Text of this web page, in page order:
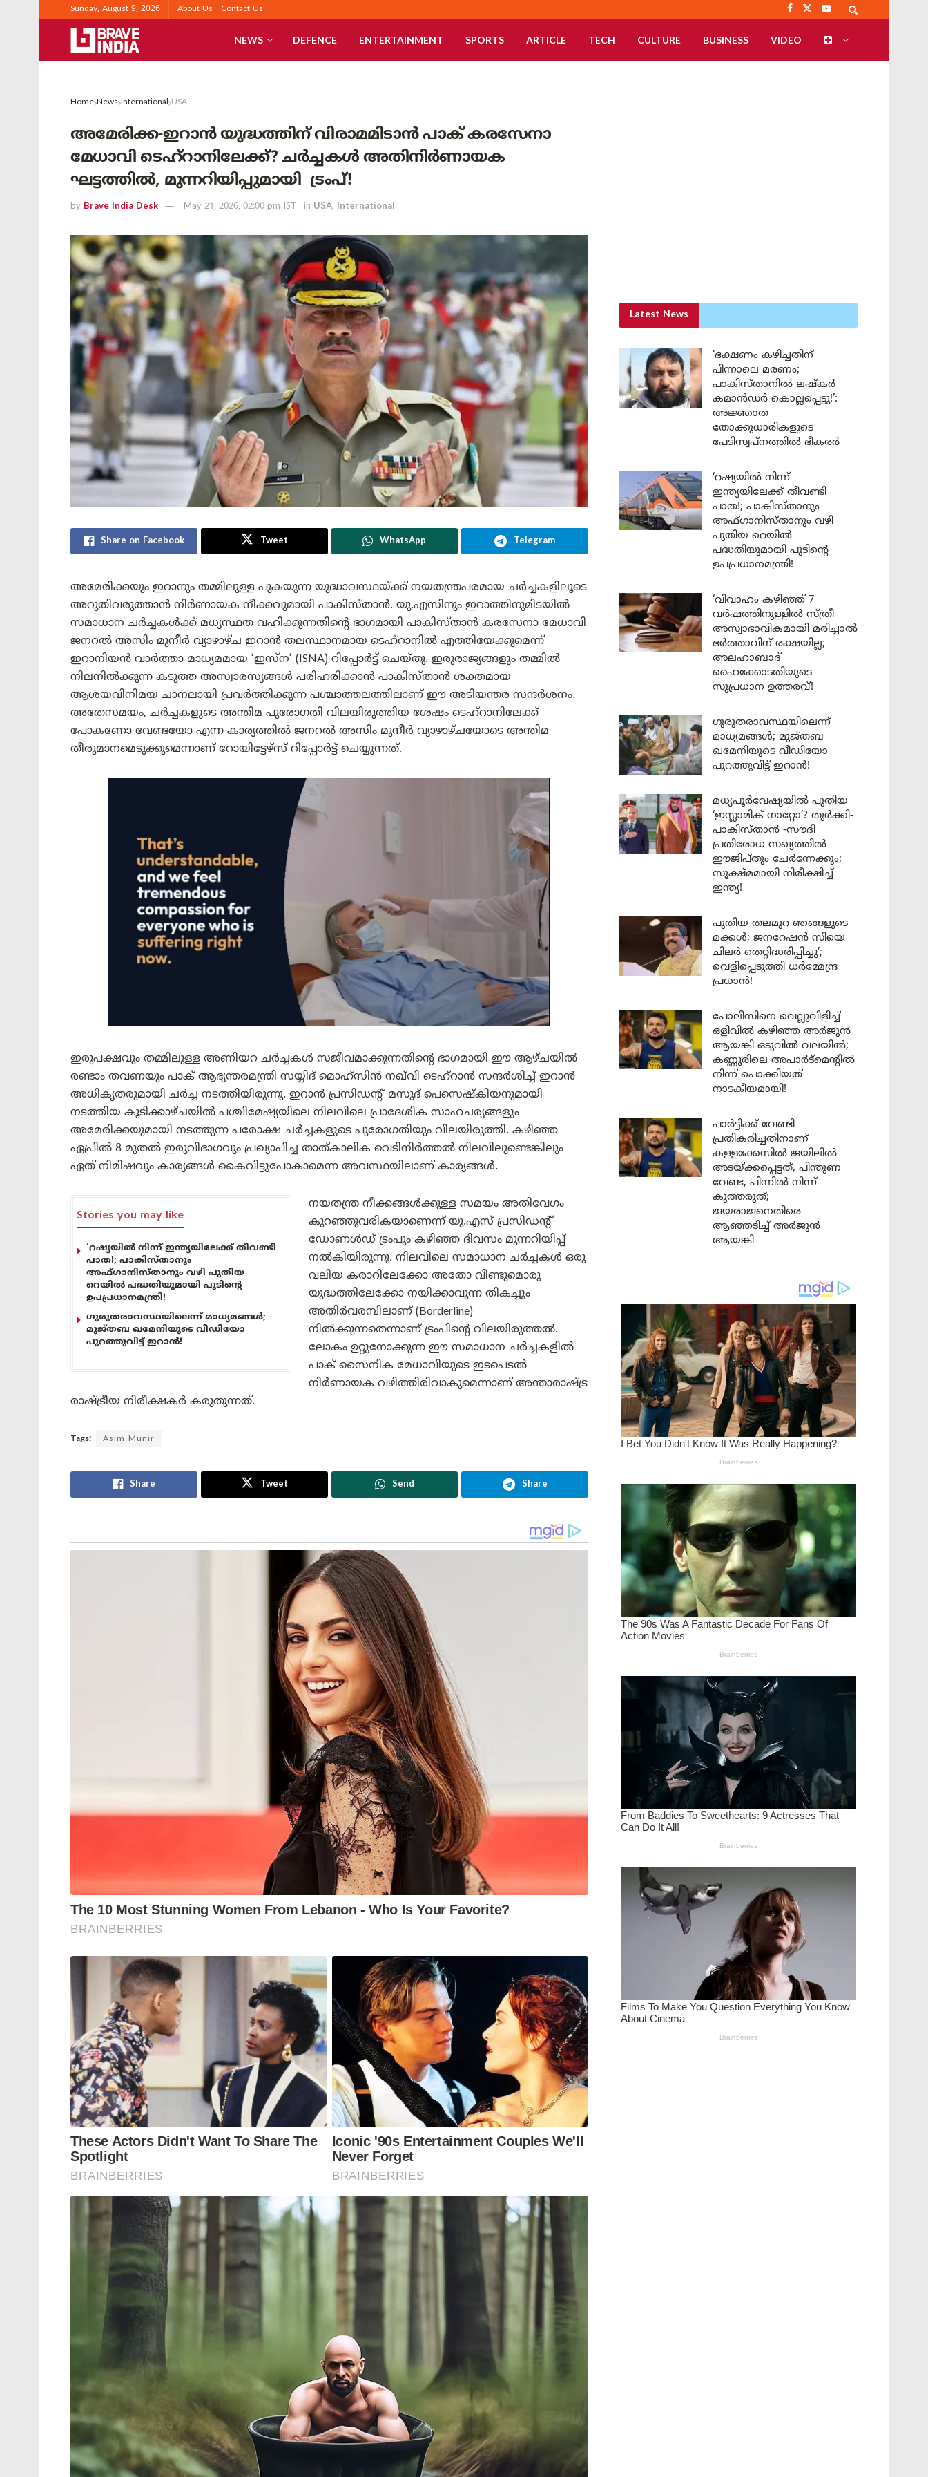
Sunday, August 9, 2026 About Us Contact Us
NEWS DEFENCE ENTERTAINMENT SPORTS ARTICLE TECH CULTURE BUSINESS VIDEO
Home News International USA
അമേരിക്ക-ഇറാൻ യുദ്ധത്തിന് വിരാമമിടാൻ പാക് കരസേനാ
മേധാവി ടെഹ്‌റാനിലേക്ക്? ചർച്ചകൾ അതിനിർണായക
ഘട്ടത്തിൽ, മുന്നറിയിപ്പുമായി ട്രംപ്!
by Brave India Desk May 21, 2026, 02:00 pm IST in USA, International
Share on Facebook Tweet WhatsApp Telegram
അമേരിക്കയും ഇറാനും തമ്മിലുള്ള പുകയുന്ന യുദ്ധാവസ്ഥയ്ക്ക് നയതന്ത്രപരമായ ചർച്ചകളിലൂടെ
അറുതിവരുത്താൻ നിർണായക നീക്കവുമായി പാകിസ്താൻ. യു.എസിനും ഇറാത്തിനുമിടയിൽ
സമാധാന ചർച്ചകൾക്ക് മധ്യസ്ഥത വഹിക്കുന്നതിന്റെ ഭാഗമായി പാകിസ്താൻ കരസേനാ മേധാവി
ജനറൽ അസിം മുനീർ വ്യാഴാഴ്ച ഇറാൻ തലസ്ഥാനമായ ടെഹ്‌റാനിൽ എത്തിയേക്കുമെന്ന്
ഇറാനിയൻ വാർത്താ മാധ്യമമായ ‘ഇസ്ന’ (ISNA) റിപ്പോർട്ട് ചെയ്തു. ഇരുരാജ്യങ്ങളും തമ്മിൽ
നിലനിൽക്കുന്ന കടുത്ത അസ്വാരസ്യങ്ങൾ പരിഹരിക്കാൻ പാകിസ്താൻ ശക്തമായ
ആശയവിനിമയ ചാനലായി പ്രവർത്തിക്കുന്ന പശ്ചാത്തലത്തിലാണ് ഈ അടിയന്തര സന്ദർശനം.
അതേസമയം, ചർച്ചകളുടെ അന്തിമ പുരോഗതി വിലയിരുത്തിയ ശേഷം ടെഹ്‌റാനിലേക്ക്
പോകണോ വേണ്ടയോ എന്ന കാര്യത്തിൽ ജനറൽ അസിം മുനീർ വ്യാഴാഴ്ചയോടെ അന്തിമ
തീരുമാനമെടുക്കുമെന്നാണ് റോയിട്ടേഴ്‌സ് റിപ്പോർട്ട് ചെയ്യുന്നത്.
ഇരുപക്ഷവും തമ്മിലുള്ള അണിയറ ചർച്ചകൾ സജീവമാക്കുന്നതിന്റെ ഭാഗമായി ഈ ആഴ്ചയിൽ
രണ്ടാം തവണയും പാക് ആഭ്യന്തരമന്ത്രി സയ്യിദ് മൊഹ്സിൻ നഖ്‌വി ടെഹ്‌റാൻ സന്ദർശിച്ച് ഇറാൻ
അധികൃതരുമായി ചർച്ച നടത്തിയിരുന്നു. ഇറാൻ പ്രസിഡന്റ് മസൂദ് പെസെഷ്കിയനുമായി
നടത്തിയ കൂടിക്കാഴ്ചയിൽ പശ്ചിമേഷ്യയിലെ നിലവിലെ പ്രാദേശിക സാഹചര്യങ്ങളും
അമേരിക്കയുമായി നടത്തുന്ന പരോക്ഷ ചർച്ചകളുടെ പുരോഗതിയും വിലയിരുത്തി. കഴിഞ്ഞ
ഏപ്രിൽ 8 മുതൽ ഇരുവിഭാഗവും പ്രഖ്യാപിച്ച താത്കാലിക വെടിനിർത്തൽ നിലവിലുണ്ടെങ്കിലും
ഏത് നിമിഷവും കാര്യങ്ങൾ കൈവിട്ടുപോകാമെന്ന അവസ്ഥയിലാണ് കാര്യങ്ങൾ.
Stories you may like
‘റഷ്യയിൽ നിന്ന് ഇന്ത്യയിലേക്ക് തീവണ്ടി
പാത!; പാകിസ്താനും
അഫ്ഗാനിസ്താനും വഴി പുതിയ
റെയിൽ പദ്ധതിയുമായി പുടിന്റെ
ഉപപ്രധാനമന്ത്രി!
ഗുരുതരാവസ്ഥയിലെന്ന് മാധ്യമങ്ങൾ;
മുജ്തബ ഖമേനിയുടെ വീഡിയോ
പുറത്തുവിട്ട് ഇറാൻ!
നയതന്ത്ര നീക്കങ്ങൾക്കുള്ള സമയം അതിവേഗം
കുറഞ്ഞുവരികയാണെന്ന് യു.എസ് പ്രസിഡന്റ്
ഡോണൾഡ് ട്രംപും കഴിഞ്ഞ ദിവസം മുന്നറിയിപ്പ്
നൽകിയിരുന്നു. നിലവിലെ സമാധാന ചർച്ചകൾ ഒരു
വലിയ കരാറിലേക്കോ അതോ വീണ്ടുമൊരു
യുദ്ധത്തിലേക്കോ നയിക്കാവുന്ന തികച്ചും
അതിർവരമ്പിലാണ് (Borderline)
നിൽക്കുന്നതെന്നാണ് ട്രംപിന്റെ വിലയിരുത്തൽ.
ലോകം ഉറ്റുനോക്കുന്ന ഈ സമാധാന ചർച്ചകളിൽ
പാക് സൈനിക മേധാവിയുടെ ഇടപെടൽ
നിർണായക വഴിത്തിരിവാകുമെന്നാണ് അന്താരാഷ്ട്ര
രാഷ്ട്രീയ നിരീക്ഷകർ കരുതുന്നത്.
Tags: Asim Munir
Share Tweet Send Share
Latest News
‘ഭക്ഷണം കഴിച്ചതിന്
പിന്നാലെ മരണം;
പാകിസ്താനിൽ ലഷ്കർ
കമാൻഡർ കൊല്ലപ്പെട്ടു!’:
അജ്ഞാത
തോക്കുധാരികളുടെ
പേടിസ്വപ്നത്തിൽ ഭീകരർ
‘റഷ്യയിൽ നിന്ന്
ഇന്ത്യയിലേക്ക് തീവണ്ടി
പാത!; പാകിസ്താനും
അഫ്ഗാനിസ്താനും വഴി
പുതിയ റെയിൽ
പദ്ധതിയുമായി പുടിന്റെ
ഉപപ്രധാനമന്ത്രി!
‘വിവാഹം കഴിഞ്ഞ് 7
വർഷത്തിനുള്ളിൽ സ്ത്രീ
അസ്വാഭാവികമായി മരിച്ചാൽ
ഭർത്താവിന് രക്ഷയില്ല;
അലഹാബാദ്
ഹൈക്കോടതിയുടെ
സുപ്രധാന ഉത്തരവ്!
ഗുരുതരാവസ്ഥയിലെന്ന്
മാധ്യമങ്ങൾ; മുജ്തബ
ഖമേനിയുടെ വീഡിയോ
പുറത്തുവിട്ട് ഇറാൻ!
മധ്യപൂർവേഷ്യയിൽ പുതിയ
‘ഇസ്ലാമിക് നാറ്റോ’? തുർക്കി-
പാകിസ്താൻ -സൗദി
പ്രതിരോധ സഖ്യത്തിൽ
ഈജിപ്തും ചേർന്നേക്കും;
സൂക്ഷ്മമായി നിരീക്ഷിച്ച്
ഇന്ത്യ!
പുതിയ തലമുറ ഞങ്ങളുടെ
മക്കൾ; ജനറേഷൻ സിയെ
ചിലർ തെറ്റിദ്ധരിപ്പിച്ചു’;
വെളിപ്പെടുത്തി ധർമ്മേന്ദ്ര
പ്രധാൻ!
പോലീസിനെ വെല്ലുവിളിച്ച്
ഒളിവിൽ കഴിഞ്ഞ അർജുൻ
ആയങ്കി ഒടുവിൽ വലയിൽ;
കണ്ണൂരിലെ അപാർട്മെന്റിൽ
നിന്ന് പൊക്കിയത്
നാടകീയമായി!
പാർട്ടിക്ക് വേണ്ടി
പ്രതികരിച്ചതിനാണ്
കള്ളക്കേസിൽ ജയിലിൽ
അടയ്ക്കപ്പെട്ടത്, പിന്തുണ
വേണ്ട, പിന്നിൽ നിന്ന്
കുത്തരുത്;
ജയരാജനെതിരെ
ആഞ്ഞടിച്ച് അർജുൻ
ആയങ്കി